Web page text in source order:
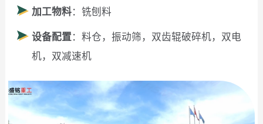
加工物料：铣刨料
设备配置 ：料仓，振动筛，双齿辊破碎机，双电
机，双减速机